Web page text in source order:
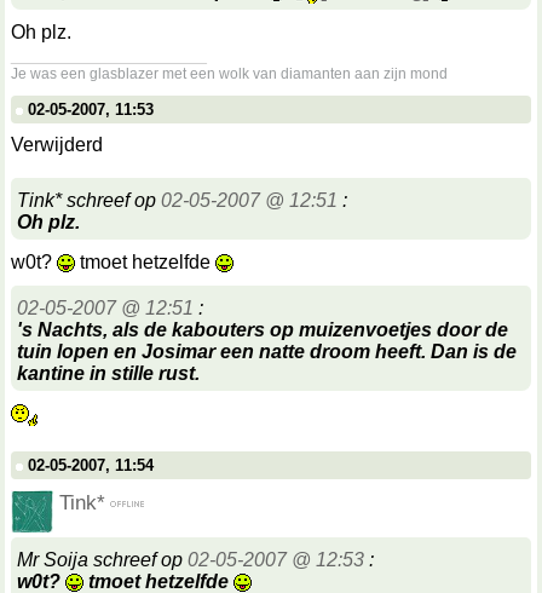
Oh plz.
Je was een glasblazer met een wolk van diamanten aan zijn mond
02-05-2007, 11:53
Verwijderd
Tink* schreef op 02-05-2007 @ 12:51 :
Oh plz.
w0t?
tmoet hetzelfde
02-05-2007 @ 12:51 :
's Nachts, als de kabouters op muizenvoetjes door de
tuin lopen en Josimar een natte droom heeft. Dan is de
kantine in stille rust.
02-05-2007, 11:54
Tink*
Mr Soija schreef op 02-05-2007 @ 12:53 :
w0t?
tmoet hetzelfde